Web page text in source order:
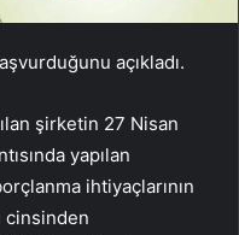
açıkladı.
şirketin 27 Nisan
yapılan
ihtiyaçlarının
cinsinden